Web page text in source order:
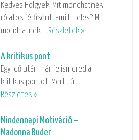
Kedves Hölgyek! Mit mondhatnék
rólatok férfiként, ami hiteles? Mit
mondhatnék, …Részletek »
A kritikus pont
Egy idő után már felismered a
kritikus pontot. Mert túl …
Részletek »
Mindennapi Motiváció –
Madonna Buder